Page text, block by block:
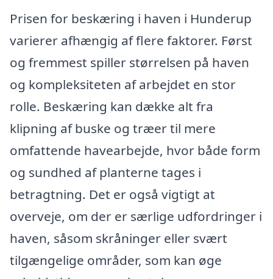
Prisen for beskæring i haven i Hunderup
varierer afhængig af flere faktorer. Først
og fremmest spiller størrelsen på haven
og kompleksiteten af arbejdet en stor
rolle. Beskæring kan dække alt fra
klipning af buske og træer til mere
omfattende havearbejde, hvor både form
og sundhed af planterne tages i
betragtning. Det er også vigtigt at
overveje, om der er særlige udfordringer i
haven, såsom skråninger eller svært
tilgængelige områder, som kan øge